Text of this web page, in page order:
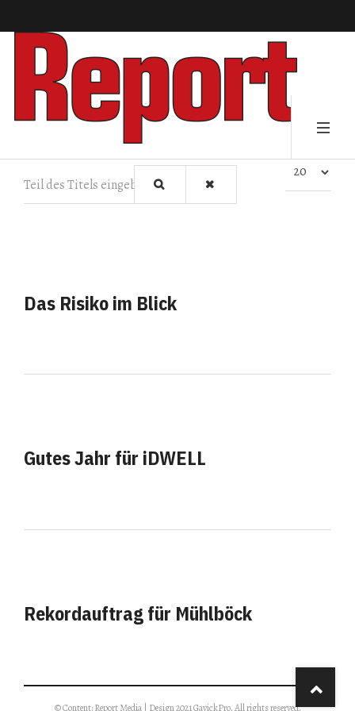
Teil des Titels eingeben Anzeige #
Das Risiko im Blick
Gutes Jahr für iDWELL
Rekordauftrag für Mühlböck
© Content: Report Media | Design 2021 GavickPro. All rights reserved.